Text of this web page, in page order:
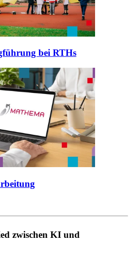
bei RTHs
zwischen KI und